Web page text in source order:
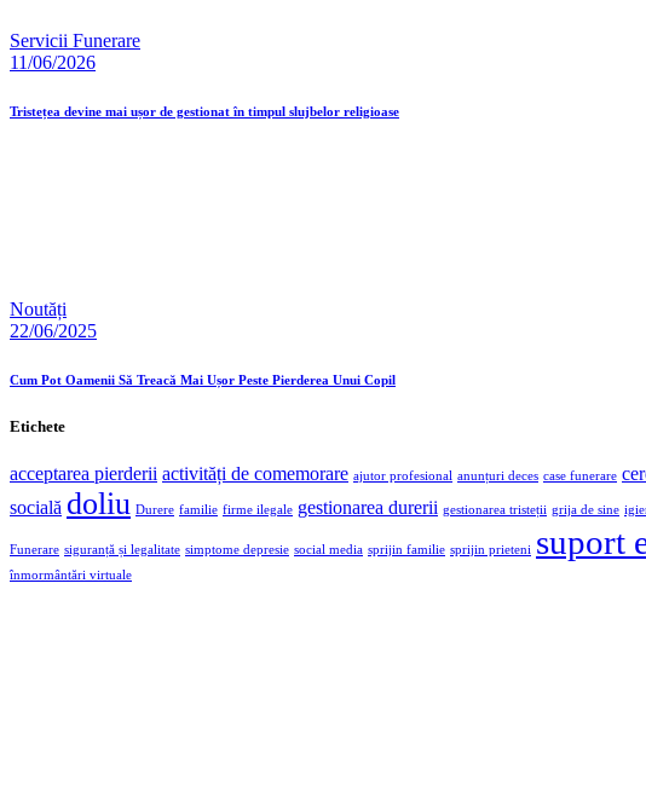
Servicii Funerare
11/06/2026
Tristețea devine mai ușor de gestionat în timpul slujbelor religioase
Noutăți
22/06/2025
Cum Pot Oamenii Să Treacă Mai Ușor Peste Pierderea Unui Copil
Etichete
acceptarea pierderii activități de comemorare ajutor profesional anunțuri deces case funerare
socială doliu Durere familie firme ilegale gestionarea durerii gestionarea tristeții grija de sine
Funerare siguranță și legalitate simptome depresie social media sprijin familie sprijin prieteni suport
înmormântări virtuale